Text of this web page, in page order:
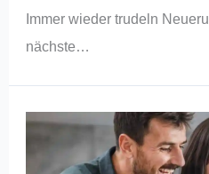
Immer wieder trudeln
nächste…